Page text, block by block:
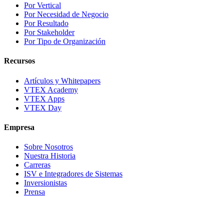
Por Vertical
Por Necesidad de Negocio
Por Resultado
Por Stakeholder
Por Tipo de Organización
Recursos
Artículos y Whitepapers
VTEX Academy
VTEX Apps
VTEX Day
Empresa
Sobre Nosotros
Nuestra Historia
Carreras
ISV e Integradores de Sistemas
Inversionistas
Prensa